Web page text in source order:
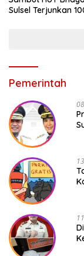
Sulsel Terjunkan
Pemerintah